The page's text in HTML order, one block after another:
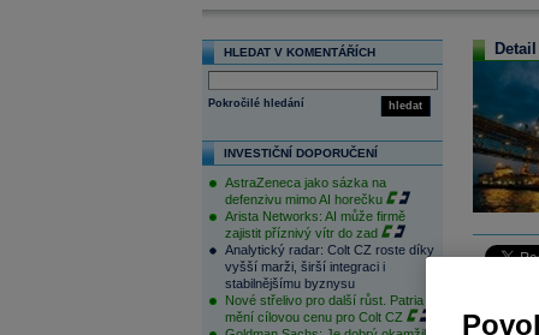
HLEDAT V KOMENTÁŘÍCH
hledat
Pokročilé hledání
INVESTIČNÍ DOPORUČENÍ
AstraZeneca jako sázka na
defenzivu mimo AI horečku
Arista Networks: AI může firmě
zajistit příznivý vítr do zad
Analytický radar: Colt CZ roste díky
vyšší marži, širší integraci i
stabilnějšímu byznysu
Nové střelivo pro další růst. Patria
mění cílovou cenu pro Colt CZ